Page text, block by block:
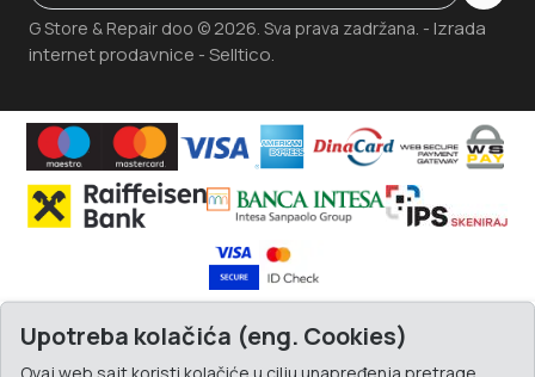
G Store & Repair doo © 2026. Sva prava zadržana. - Izrada
internet prodavnice - Selltico.
Upotreba kolačića (eng. Cookies)